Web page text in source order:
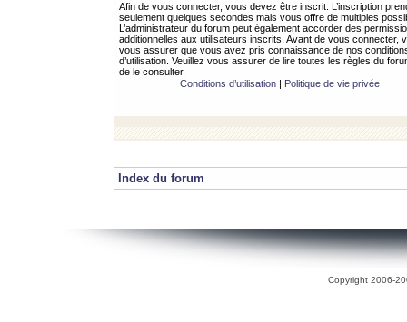
Afin de vous connecter, vous devez être inscrit. L’inscription
seulement quelques secondes mais vous offre de multiples
L’administrateur du forum peut également accorder des
additionnelles aux utilisateurs inscrits. Avant de vous connecter,
vous assurer que vous avez pris connaissance de nos
d’utilisation. Veuillez vous assurer de lire toutes les règles du
de le consulter.
Conditions d’utilisation| Politique de vie privée
Index du forum
Copyright 2006-